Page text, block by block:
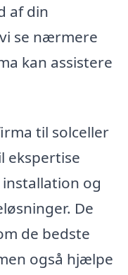
af din
se nærmere
kan assistere
til solceller
ekspertise
og
De
de bedste
også hjælpe